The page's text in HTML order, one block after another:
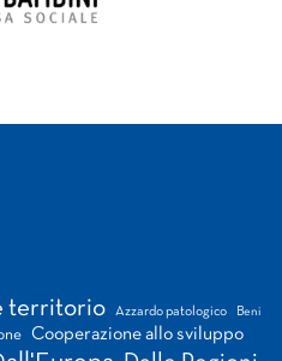
territorio Azzardo patologico Beni
Cooperazione allo sviluppo